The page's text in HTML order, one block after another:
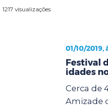
1217 visualizações
01/10/2019,
Festival
idades
Cerca de
Amizade